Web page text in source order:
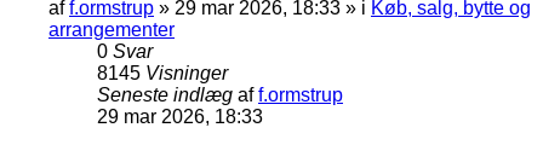
aff.ormstrup » 29 mar 2026, 18:33 » i Køb, salg, bytte og
arrangementer
0 Svar
8145 Visninger
Seneste indlæg aff.ormstrup
29 mar 2026, 18:33